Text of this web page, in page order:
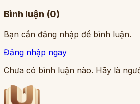
Bình luận (0)
Bạn cần đăng nhập để bình luận.
Đăng nhập ngay
Chưa có bình luận nào. Hãy là